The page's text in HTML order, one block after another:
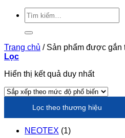
Tìm
kiếm:
Trang chủ /Sản phẩm được gắn
Lọc
Hiển thị kết quả duy nhất
Lọc theo thương hiệu
NEOTEX (1)